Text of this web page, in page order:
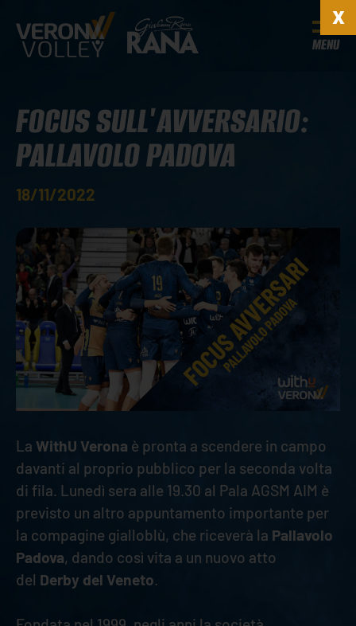
MENU
FOCUS SULL'AVVERSARIO:
PALLAVOLO PADOVA
18/11/2022
La WithU Verona è pronta a scendere in campo
davanti al proprio pubblico per la seconda volta
di fila. Lunedì sera alle 19.30 al Pala AGSM AIM è
previsto un altro appuntamento importante per
la compagine gialloblù, che riceverà la Pallavolo
Padova, dando così vita a un nuovo atto
del Derby del Veneto